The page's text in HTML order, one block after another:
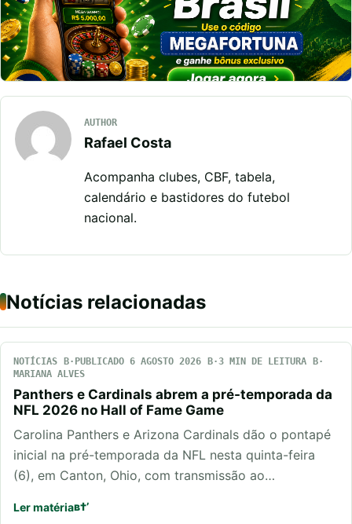
AUTHOR
Rafael Costa
Acompanha clubes, CBF, tabela,
calendário e bastidores do futebol
nacional.
Notícias relacionadas
NOTÍCIAS PUBLICADO 6 AGOSTO 2026
3 MIN DE LEITURA
MARIANA ALVES
Panthers e Cardinals abrem a pré-temporada da
NFL 2026 no Hall of Fame Game
Carolina Panthers e Arizona Cardinals dão o pontapé
inicial na pré-temporada da NFL nesta quinta-feira
(6), em Canton, Ohio, com transmissão ao…
Ler matéria